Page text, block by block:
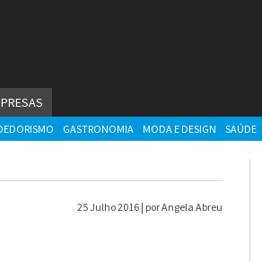
GASTRONOMIA MODA E DESIGN SAÚDE
25 Julho 2016 | por Angela Abreu